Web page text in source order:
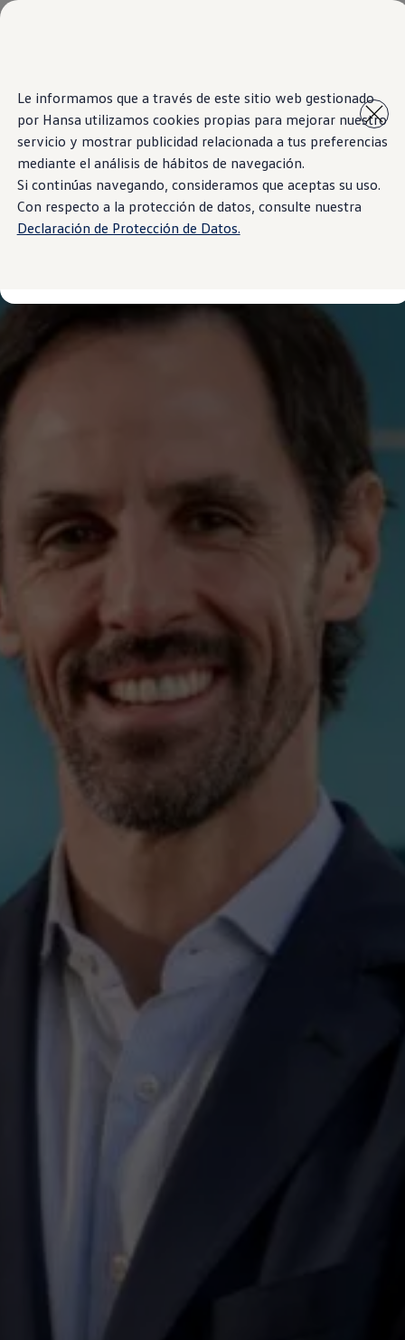
Le informamos que a través de este sitio web gestionado
por Hansa utilizamos cookies propias para mejorar nuestro
servicio y mostrar publicidad relacionada a tus preferencias
mediante el análisis de hábitos de navegación.
Si continúas navegando, consideramos que aceptas su uso.
Con respecto a la protección de datos, consulte nuestra
Declaración de Protección de Datos.
contenido
principal
a pie
de
página
Test Drive
Contáctenos
Marca y Experiencia
Volkswagen Bolivia
Espacio Exclusivo para Prensa
Latin NCAP
Tengo un Volkswagen
Manuales Volkswagen
Takata airbag recall campaign